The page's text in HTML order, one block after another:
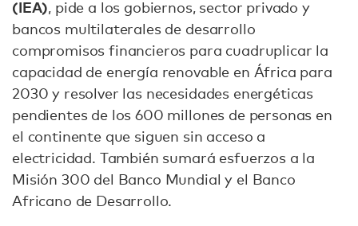
(IEA), pide a los gobiernos, sector privado y
bancos multilaterales de desarrollo
compromisos financieros para cuadruplicar la
capacidad de energía renovable en África para
2030 y resolver las necesidades energéticas
pendientes de los 600 millones de personas en
el continente que siguen sin acceso a
electricidad. También sumará esfuerzos a la
Misión 300 del Banco Mundial y el Banco
Africano de Desarrollo.